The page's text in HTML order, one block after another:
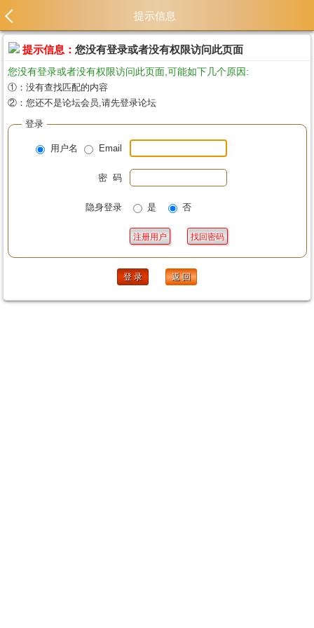
提示信息
提示信息： 您没有登录或者没有权限访问此页面
您没有登录或者没有权限访问此页面,可能如下几个原因:
①：没有查找匹配的内容
②：您还不是论坛会员,请先登录论坛
登录
用户名 Email
密 码
隐身登录 是 否